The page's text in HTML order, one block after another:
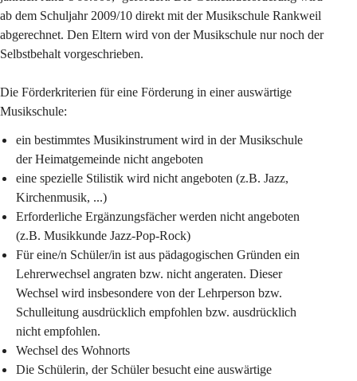
ab dem Schuljahr 2009/10 direkt mit der Musikschule Rankweil
abgerechnet. Den Eltern wird von der Musikschule nur noch der
Selbstbehalt vorgeschrieben.
Die Förderkriterien für eine Förderung in einer auswärtige
Musikschule:
ein bestimmtes Musikinstrument wird in der Musikschule
der Heimatgemeinde nicht angeboten
eine spezielle Stilistik wird nicht angeboten (z.B. Jazz,
Kirchenmusik, ...)
Erforderliche Ergänzungsfächer werden nicht angeboten
(z.B. Musikkunde Jazz-Pop-Rock)
Für eine/n Schüler/in ist aus pädagogischen Gründen ein
Lehrerwechsel angraten bzw. nicht angeraten. Dieser
Wechsel wird insbesondere von der Lehrperson bzw.
Schulleitung ausdrücklich empfohlen bzw. ausdrücklich
nicht empfohlen.
Wechsel des Wohnorts
Die Schülerin, der Schüler besucht eine auswärtige